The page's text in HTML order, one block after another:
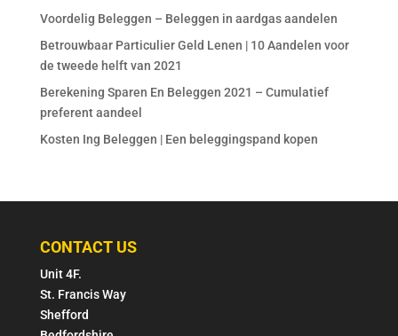
Voordelig Beleggen – Beleggen in aardgas aandelen
Betrouwbaar Particulier Geld Lenen | 10 Aandelen voor
de tweede helft van 2021
Berekening Sparen En Beleggen 2021 – Cumulatief
preferent aandeel
Kosten Ing Beleggen | Een beleggingspand kopen
CONTACT US
Unit 4F.
St. Francis Way
Shefford